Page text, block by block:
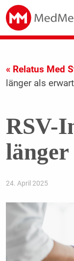
« Relatus Med
länger als
RSV-
24. April 2025